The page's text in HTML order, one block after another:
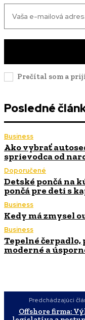
Prečítal som a
Posledné
Business
Ako vybrať
sprievodca od
Doporučené
Detské pončá na
pončá pre deti s
Business
Kedy má zmysel
Business
Tepelné
moderné a
Predchádzajúci
Offshore firma: